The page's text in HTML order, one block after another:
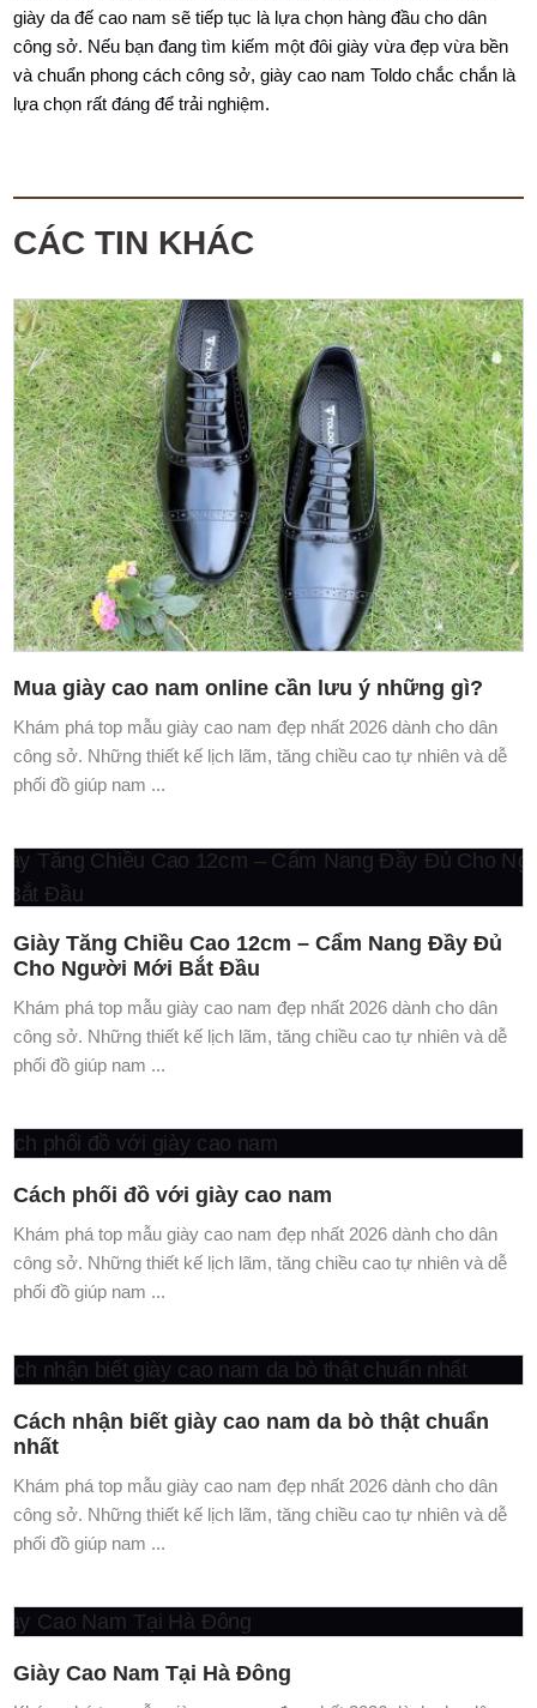
giày da đế cao nam sẽ tiếp tục là lựa chọn hàng đầu cho dân
công sở. Nếu bạn đang tìm kiếm một đôi giày vừa đẹp vừa bền
và chuẩn phong cách công sở, giày cao nam Toldo chắc chắn là
lựa chọn rất đáng để trải nghiệm.
CÁC TIN KHÁC
Mua giày cao nam online cần lưu ý những gì?
Khám phá top mẫu giày cao nam đẹp nhất 2026 dành cho dân
công sở. Những thiết kế lịch lãm, tăng chiều cao tự nhiên và dễ
phối đồ giúp nam ...
Giày Tăng Chiều Cao 12cm – Cẩm Nang Đầy Đủ
Cho Người Mới Bắt Đầu
Khám phá top mẫu giày cao nam đẹp nhất 2026 dành cho dân
công sở. Những thiết kế lịch lãm, tăng chiều cao tự nhiên và dễ
phối đồ giúp nam ...
Khám phá top mẫu giày cao nam đẹp nhất 2026 dành cho dân
phối đồ giúp nam ...
Cách nhận biết giày cao nam da bò thật chuẩn
Khám phá top mẫu giày cao nam đẹp nhất 2026 dành cho dân
phối đồ giúp nam ...
Giày Cao Nam Tại Hà Đông
phối đồ giúp nam ...